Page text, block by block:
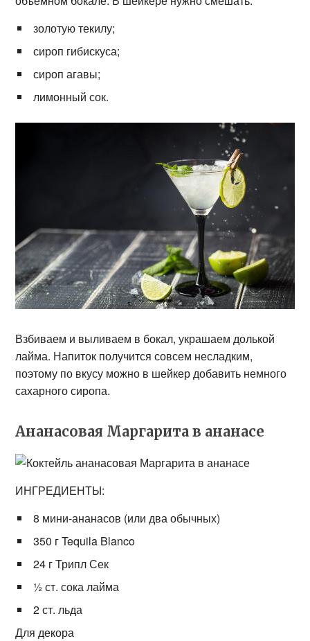
золотую текилу;
сироп гибискуса;
сироп агавы;
лимонный сок.
Взбиваем и выливаем в бокал, украшаем долькой
лайма. Напиток получится совсем несладким,
поэтому по вкусу можно в шейкер добавить немного
сахарного сиропа.
Ананасовая Маргарита в ананасе
ИНГРЕДИЕНТЫ:
8 мини-ананасов (или два обычных)
350 г Tequila Blanco
24 г Трипл Сек
½ ст. сока лайма
2 ст. льда
Для декора